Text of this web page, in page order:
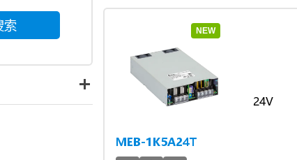
索 NEW
MEB-1K5A24T
24V